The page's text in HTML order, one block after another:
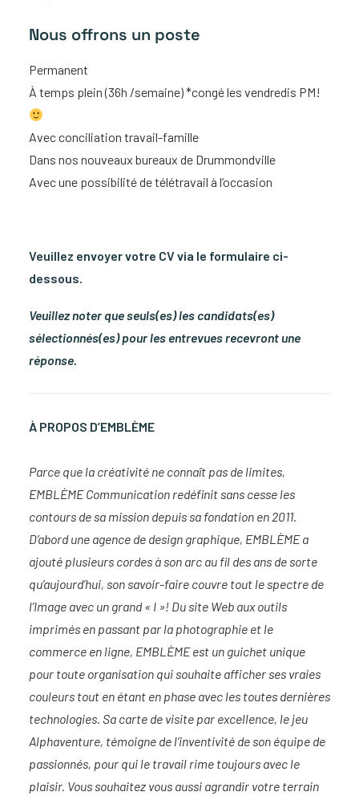
Nous offrons un poste
Permanent
À temps plein (36h /semaine) *congé les vendredis PM!
Avec conciliation travail-famille
Dans nos nouveaux bureaux de Drummondville
Avec une possibilité de télétravail à l’occasion
Veuillez envoyer votre CVvia le formulaire ci-
dessous.
Veuillez noter que seuls(es) les candidats(es)
sélectionnés(es) pour les entrevues recevront une
réponse.
À PROPOS D’EMBLÈME
Parce que la créativité ne connaît pas de limites,
EMBLÈME Communication redéfinit sans cesse les
contours de sa mission depuis sa fondation en 2011.
D’abord une agence de design graphique, EMBLÈME a
ajouté plusieurs cordes à son arc au fil des ans de sorte
qu’aujourd’hui, son savoir-faire couvre tout le spectre de
l’Image avec un grand « I »! Du site Web aux outils
imprimés en passant par la photographie et le
commerce en ligne, EMBLÈME est un guichet unique
pour toute organisation qui souhaite afficher ses vraies
couleurs tout en étant en phase avec les toutes dernières
technologies. Sa carte de visite par excellence, le jeu
Alphaventure, témoigne de l’inventivité de son équipe de
passionnés, pour qui le travail rime toujours avec le
plaisir. Vous souhaitez vous aussi agrandir votre terrain